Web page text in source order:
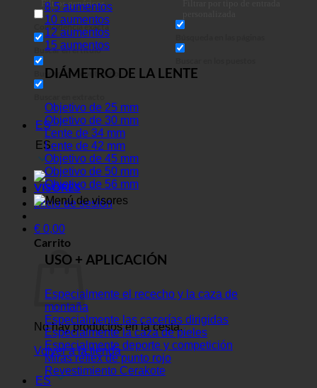
Filtros genéricos
Coincidencia exacta
Buscar en el título
Buscar en el contenido
ES
ES
Inicio de sesión
€ 0,00
Carrito
No hay productos en la cesta.
Volver a la tienda
ES
8,5 aumentos
10 aumentos
12 aumentos
15 aumentos
DIÁMETRO DE LA LENTE
Objetivo de 25 mm
Objetivo de 30 mm
Lente de 34 mm
Lente de 42 mm
Objetivo de 45 mm
Objetivo de 50 mm
Objetivo de 56 mm
VISORES
USO + APLICACIÓN
Especialmente el rececho y la caza de
montaña
Especialmente las cacerías dirigidas
Especialmente la caza de pieles
Especialmente deporte y competición
Miras réflex de punto rojo
Revestimiento Cerakote